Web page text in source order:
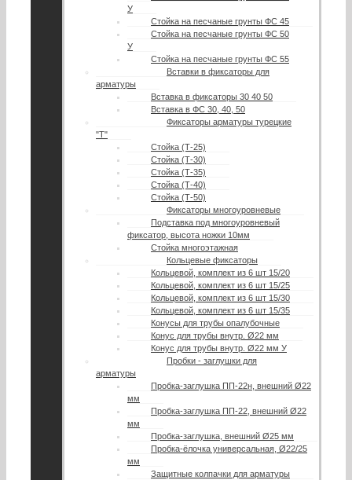
У
Стойка на песчаные грунты ФС 45
Стойка на песчаные грунты ФС 50
У
Стойка на песчаные грунты ФС 55
Вставки в фиксаторы для
арматуры
Вставка в фиксаторы 30 40 50
Вставка в ФС 30, 40, 50
Фиксаторы арматуры турецкие
"Т"
Стойка (Т-25)
Стойка (Т-30)
Стойка (Т-35)
Стойка (Т-40)
Стойка (Т-50)
Фиксаторы многоуровневые
Подставка под многоуровневый
фиксатор, высота ножки 10мм
Стойка многоэтажная
Кольцевые фиксаторы
Кольцевой, комплект из 6 шт 15/20
Кольцевой, комплект из 6 шт 15/25
Кольцевой, комплект из 6 шт 15/30
Кольцевой, комплект из 6 шт 15/35
Конусы для трубы опалубочные
Конус для трубы внутр. Ø22 мм
Конус для трубы внутр. Ø22 мм У
Пробки - заглушки для
арматуры
Пробка-заглушка ПП-22н, внешний Ø22
мм
Пробка-заглушка ПП-22, внешний Ø22
мм
Пробка-заглушка, внешний Ø25 мм
Пробка-ёлочка универсальная, Ø22/25
мм
Защитные колпачки для арматуры